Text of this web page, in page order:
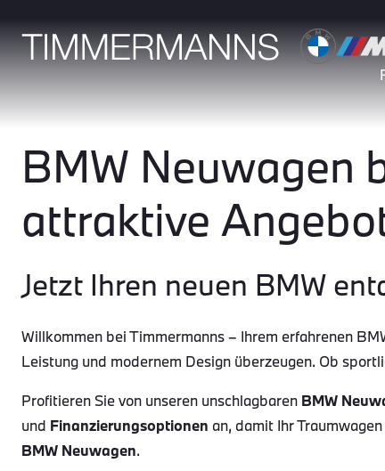
BMW Neuwagen
attraktive
Jetzt Ihren neuen BMW
Willkommen bei Timmermanns – Ihrem erfahrenen
Leistung und modernem Design überzeugen. Ob
Profitieren Sie von unseren unschlagbaren BMW
und Finanzierungsoptionen an, damit Ihr
BMW Neuwagen.